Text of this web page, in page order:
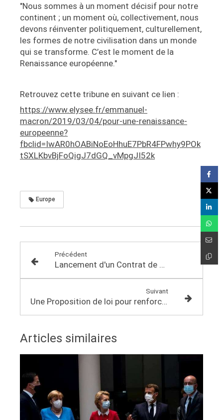
"Nous sommes à un moment décisif pour notre
continent ; un moment où, collectivement, nous
devons réinventer politiquement, culturellement,
les formes de notre civilisation dans un monde
qui se transforme. C’est le moment de la
Renaissance européenne."
Retrouvez cette tribune en suivant ce lien :
https://www.elysee.fr/emmanuel-
macron/2019/03/04/pour-une-renaissance-
europeenne?
fbclid=IwAR0hOABiNoEoHhuE7PbR4FPwhy9POk
tSXLKbvBjFoQigJ7dGQ_vMpgJI52k
Europe
Précédent
Lancement d'un Contrat de Transition Ecologique sur ma circonscription
Suivant
Une Proposition de loi pour renforcer la parité à l’échelon communal
Articles similaires